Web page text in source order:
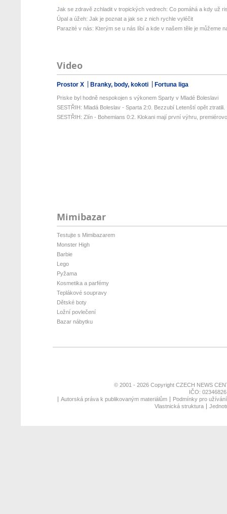
Jak se zdravě zchladit v tropických vedrech: Co pomáhá a kdy už
Úpal a úžeh: Jak je poznat a jak se z nich rychle vyléčit
Parazité v nás: Kterým se u nás líbí a kde v našem těle je můžeme
Video
Prostor X Branky, body, kokoti Fortuna liga
Priske byl hodně nespokojen s výkonem Sparty v Mladé Boleslavi
SESTŘIH: Mladá Boleslav - Sparta 2:0. Bezzubí Letenští opět ztratili.
SESTŘIH: Zlín - Bohemians 0:2. Klokani mají první výhru,
Mimibazar
Testujte s Mimibazarem
Monster High
Barbie
Lego
Pyžama
Kosmetika a parfémy
Teplákové soupravy
Dětské boty
Ložní povlečení
Bazar nábytku
© 2001 - 2026 Copyright CZECH NEWS
IČO:
Autorská práva k publikovaným materiálům
Podmínky pro
Vlastnická struktura